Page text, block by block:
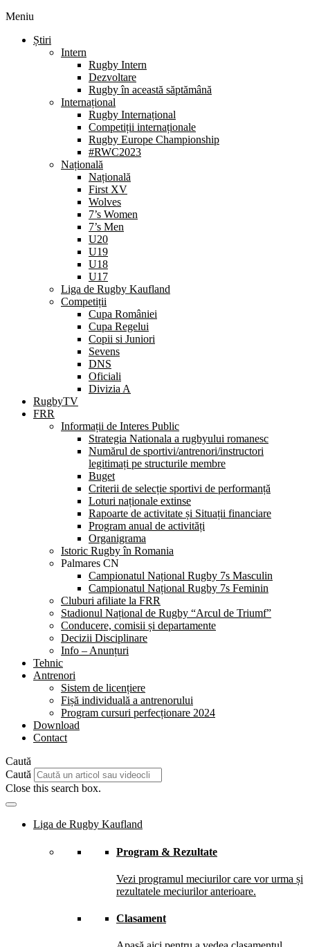
Meniu
Știri
Intern
Rugby Intern
Dezvoltare
Rugby în această săptămână
Internațional
Rugby Internațional
Competiții internaționale
Rugby Europe Championship
#RWC2023
Națională
Națională
First XV
Wolves
7’s Women
7’s Men
U20
U19
U18
U17
Liga de Rugby Kaufland
Competiții
Cupa României
Cupa Regelui
Copii si Juniori
Sevens
DNS
Oficiali
Divizia A
RugbyTV
FRR
Informații de Interes Public
Strategia Nationala a rugbyului romanesc
Numărul de sportivi/antrenori/instructori
legitimați pe structurile membre
Buget
Criterii de selecție sportivi de performanță
Loturi naționale extinse
Rapoarte de activitate și Situații financiare
Program anual de activități
Organigrama
Istoric Rugby în Romania
Palmares CN
Campionatul Național Rugby 7s Masculin
Campionatul Național Rugby 7s Feminin
Cluburi afiliate la FRR
Stadionul Național de Rugby “Arcul de Triumf”
Conducere, comisii și departamente
Decizii Disciplinare
Info – Anunțuri
Tehnic
Antrenori
Sistem de licențiere
Fișă individuală a antrenorului
Program cursuri perfecționare 2024
Download
Contact
Caută
Caută
Close this search box.
Liga de Rugby Kaufland
Program & Rezultate
Vezi programul meciurilor care vor urma și
rezultatele meciurilor anterioare.
Clasament